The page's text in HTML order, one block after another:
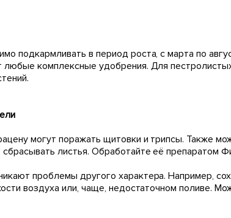
подкармливать в период роста, с марта по
любые комплексные удобрения. Для
могут поражать щитовки и трипсы. Также
сбрасывать листья. Обработайте её препаратом
проблемы другого характера. Например,
воздуха или, чаще, недостаточном поливе.